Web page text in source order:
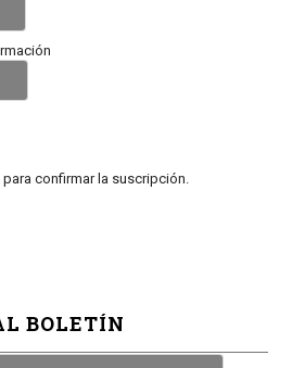
confirmar la suscripción.
BOLETÍN